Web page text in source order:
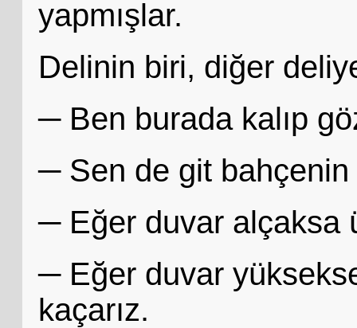
yapmışlar.
Delinin biri, diğer
─ Ben burada kalıp
─ Sen de git bahçenin
─ Eğer duvar alçaksa
─ Eğer duvar
kaçarız.